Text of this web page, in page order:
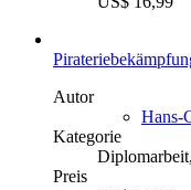
Autor
Hans-
Kategorie
Preis